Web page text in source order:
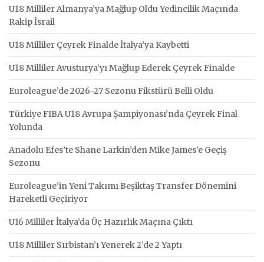
U18 Milliler Almanya’ya Mağlup Oldu Yedincilik Maçında
Rakip İsrail
U18 Milliler Çeyrek Finalde İtalya’ya Kaybetti
U18 Milliler Avusturya’yı Mağlup Ederek Çeyrek Finalde
Euroleague’de 2026-27 Sezonu Fikstürü Belli Oldu
Türkiye FIBA U18 Avrupa Şampiyonası’nda Çeyrek Final
Yolunda
Anadolu Efes’te Shane Larkin’den Mike James’e Geçiş
Sezonu
Euroleague’in Yeni Takımı Beşiktaş Transfer Dönemini
Hareketli Geçiriyor
U16 Milliler İtalya’da Üç Hazırlık Maçına Çıktı
U18 Milliler Sırbistan’ı Yenerek 2’de 2 Yaptı